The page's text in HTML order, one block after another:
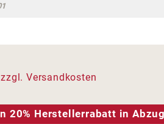
Versandkosten
20% Herstellerrabatt in